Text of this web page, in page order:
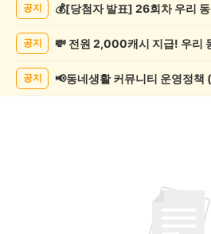
실/
글
공지
공지
공지 📢동네생활 커뮤니티 운영정